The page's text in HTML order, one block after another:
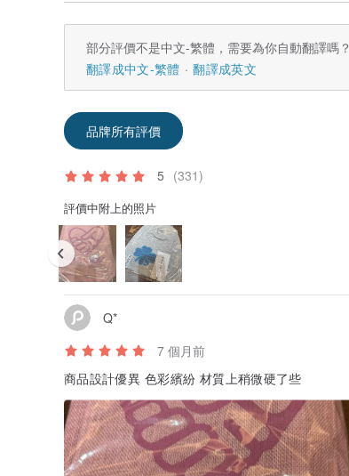
部分評價不是中文-繁體，需要為你自動翻譯嗎？
翻譯成中文-繁體
翻譯成英文
品牌所有評價
5 (331)
評價中附上的照片
Q*
7 個月前
商品設計優異 色彩繽紛 材質上稍微硬了些